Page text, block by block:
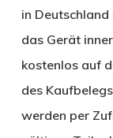
in
das Gerät
kostenlos auf
des
werden per